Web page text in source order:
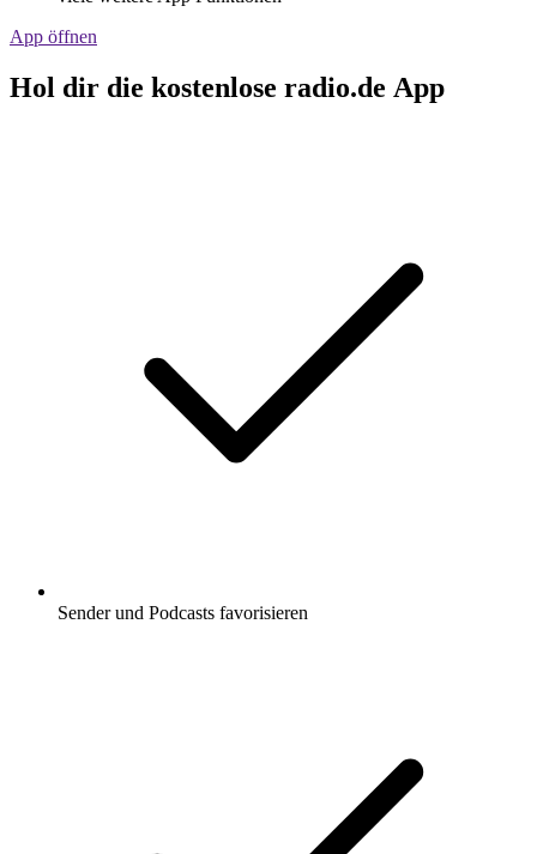
App öffnen
Hol dir die kostenlose radio.de App
Sender und Podcasts favorisieren